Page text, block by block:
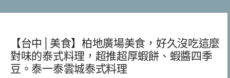
【台中│美食】柏地廣場美食，好久沒吃這麼
對味的泰式料理，超推超厚蝦餅、蝦醬四季
豆。泰一泰雲城泰式料理